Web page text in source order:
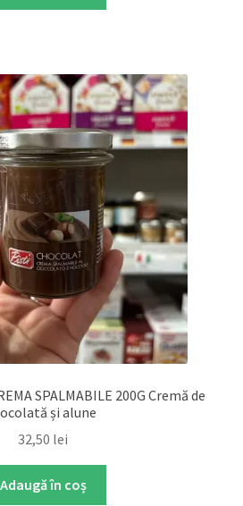
SPALMABILE 200G Cremă de
și alune
32,50 lei
Adaugă în coș